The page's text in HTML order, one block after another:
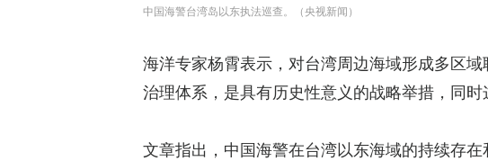
中国海警台湾岛以东执法巡查。（央视新闻）
海洋专家杨霄表示，对台湾周边海域形成多区
治理体系，是具有历史性意义的战略举措，同时
文章指出，中国海警在台湾以东海域的持续存